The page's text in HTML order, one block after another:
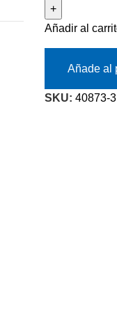
Añadir al
Añade al
SKU: 40873-3